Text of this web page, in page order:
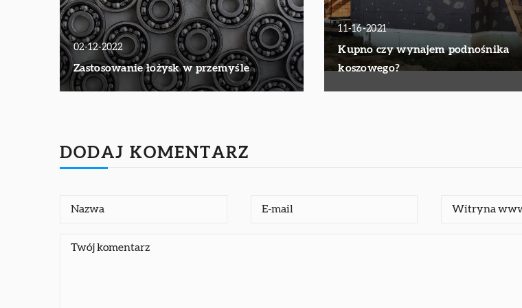
02-12-2022
Zastosowanie łożysk w przemyśle
11-16-2021
Kupno czy wynajem podnośnika
koszowego?
DODAJ KOMENTARZ